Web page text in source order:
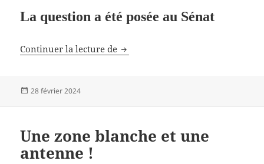
La question a été posée au Sénat
Continuer la lecture de TikTok menace-t-il l’équilibre
Publié
28 février 2024
Une zone blanche et une
antenne !